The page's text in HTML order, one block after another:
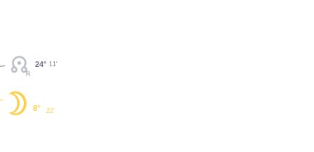
24° 11'
8° 22'